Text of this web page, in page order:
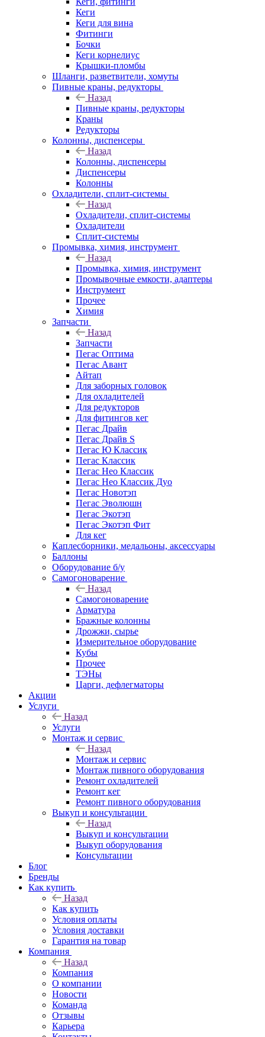
Кеги
Кеги для вина
Фитинги
Бочки
Кеги корнелиус
Крышки-пломбы
Шланги, разветвители, хомуты
Пивные краны, редукторы
Назад
Пивные краны, редукторы
Краны
Редукторы
Колонны, диспенсеры
Назад
Колонны, диспенсеры
Диспенсеры
Колонны
Охладители, сплит-системы
Назад
Охладители, сплит-системы
Охладители
Сплит-системы
Промывка, химия, инструмент
Назад
Промывка, химия, инструмент
Промывочные емкости, адаптеры
Инструмент
Прочее
Химия
Запчасти
Назад
Запчасти
Пегас Оптима
Пегас Авант
Айтап
Для заборных головок
Для охладителей
Для редукторов
Для фитингов кег
Пегас Драйв
Пегас Драйв S
Пегас Ю Классик
Пегас Классик
Пегас Нео Классик
Пегас Нео Классик Дуо
Пегас Новотэп
Пегас Эволюшн
Пегас Экотэп
Пегас Экотэп Фит
Для кег
Каплесборники, медальоны, аксессуары
Баллоны
Оборудование б/у
Самогоноварение
Назад
Самогоноварение
Арматура
Бражные колонны
Дрожжи, сырье
Измерительное оборудование
Кубы
Прочее
ТЭНы
Царги, дефлегматоры
Акции
Услуги
Назад
Услуги
Монтаж и сервис
Назад
Монтаж и сервис
Монтаж пивного оборудования
Ремонт охладителей
Ремонт кег
Ремонт пивного оборудования
Выкуп и консультации
Назад
Выкуп и консультации
Выкуп оборудования
Консультации
Блог
Бренды
Как купить
Назад
Как купить
Условия оплаты
Условия доставки
Гарантия на товар
Компания
Назад
Компания
О компании
Новости
Команда
Отзывы
Карьера